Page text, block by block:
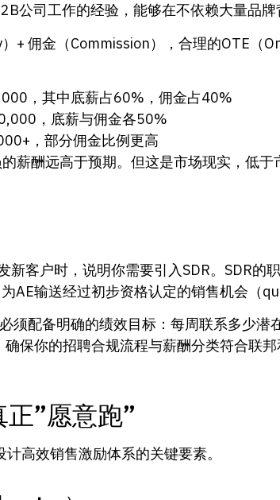
公司工作的经验，能够在不依赖大量品牌
+ 佣金（Commission），合理的OTE（
，其中底薪占60%，佣金占40%
，底薪与佣金各50%
，部分佣金比例更高
薪酬远高于预期。但这是市场现实，低
新客户时，说明你需要引入SDR。SDR的
输送经过初步资格认定的销售机会（
配备明确的绩效目标：每周联系多少潜
确保你的招聘合规流程与薪酬分类符合联邦
”愿意跑”
高效销售激励体系的关键要素。